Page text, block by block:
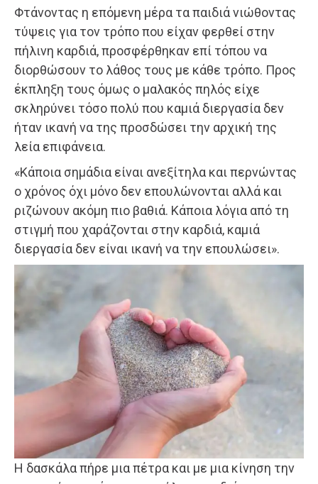
Φτάνοντας η επόμενη μέρα τα παιδιά νιώθοντας
τύψεις για τον τρόπο που είχαν φερθεί στην
πήλινη καρδιά, προσφέρθηκαν επί τόπου να
διορθώσουν το λάθος τους με κάθε τρόπο. Προς
έκπληξη τους όμως ο μαλακός πηλός είχε
σκληρύνει τόσο πολύ που καμιά διεργασία δεν
ήταν ικανή να της προσδώσει την αρχική της
λεία επιφάνεια.
«Κάποια σημάδια είναι ανεξίτηλα και περνώντας
ο χρόνος όχι μόνο δεν επουλώνονται αλλά και
ριζώνουν ακόμη πιο βαθιά. Κάποια λόγια από τη
στιγμή που χαράζονται στην καρδιά, καμιά
διεργασία δεν είναι ικανή να την επουλώσει».
Η δασκάλα πήρε μια πέτρα και με μια κίνηση την